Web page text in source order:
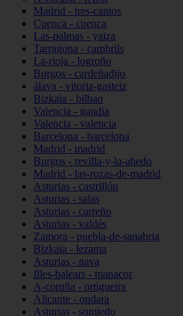
Madrid - tres-cantos
Cuenca - cuenca
Las-palmas - yaiza
Tarragona - cambrils
La-rioja - logroño
Burgos - cardeñadijo
álava - vitoria-gasteiz
Bizkaia - bilbao
Valencia - gandia
Valencia - valencia
Barcelona - barcelona
Madrid - madrid
Burgos - revilla-y-la-ahedo
Madrid - las-rozas-de-madrid
Asturias - castrillón
Asturias - salas
Asturias - carreño
Asturias - valdés
Zamora - puebla-de-sanabria
Bizkaia - lezama
Asturias - nava
Illes-balears - manacor
A-coruña - ortigueira
Alicante - ondara
Asturias - somiedo